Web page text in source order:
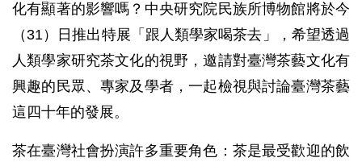
化有顯著的影響嗎？中央研究院民族所博物館將於今
（31）日推出特展「跟人類學家喝茶去」，希望透過
人類學家研究茶文化的視野，邀請對臺灣茶藝文化有
興趣的民眾、專家及學者，一起檢視與討論臺灣茶藝
這四十年的發展。
茶在臺灣社會扮演許多重要角色：茶是最受歡迎的飲